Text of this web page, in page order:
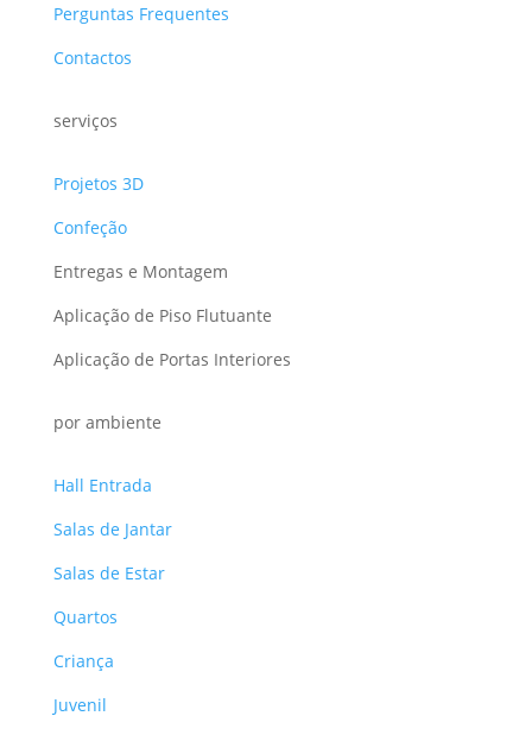
Perguntas Frequentes
Contactos
serviços
Projetos 3D
Confeção
Entregas e Montagem
Aplicação de Piso Flutuante
Aplicação de Portas Interiores
por ambiente
Hall Entrada
Salas de Jantar
Salas de Estar
Quartos
Criança
Juvenil